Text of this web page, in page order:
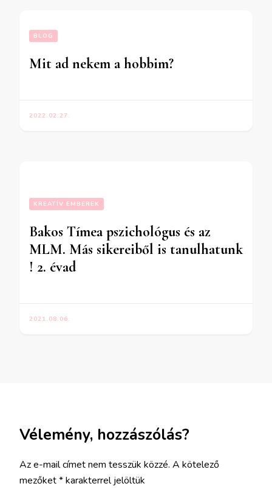
BLOG
Mit ad nekem a hobbim?
2022.02.27.
KREATÍV EMBEREK
Bakos Tímea pszichológus és az
MLM. Más sikereiből is tanulhatunk
! 2. évad
2021.08.06.
Vélemény, hozzászólás?
Az e-mail címet nem tesszük közzé. A kötelező
mezőket*karakterrel jelöltük